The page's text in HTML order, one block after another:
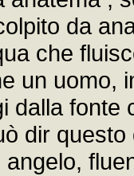
da
che
un uomo,
dalla
dir